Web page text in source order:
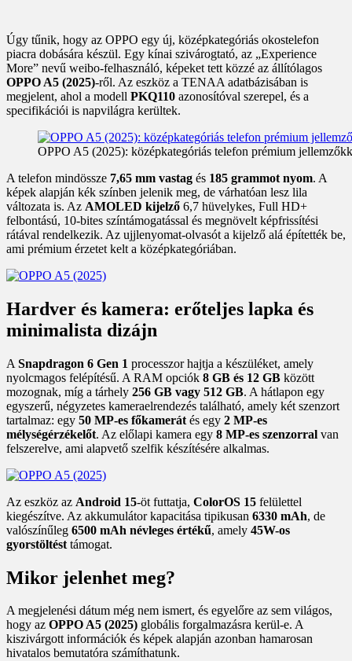
Úgy tűnik, hogy az OPPO egy új, középkategóriás okostelefon
piacra dobására készül. Egy kínai szivárogtató, az „Experience
More” nevű weibo-felhasználó, képeket tett közzé az állítólagos
OPPO A5 (2025)-ről. Az eszköz a TENAA adatbázisában is
megjelent, ahol a modell PKQ110 azonosítóval szerepel, és a
specifikációi is napvilágra kerültek.
OPPO A5 (2025): középkategóriás telefon prémium
A telefon mindössze 7,65 mm vastag és 185 grammot nyom. A
képek alapján kék színben jelenik meg, de várhatóan lesz lila
változata is. Az AMOLED kijelző 6,7 hüvelykes, Full HD+
felbontású, 10-bites színtámogatással és megnövelt képfrissítési
rátával rendelkezik. Az ujjlenyomat-olvasót a kijelző alá építették be,
ami prémium érzetet kelt a középkategóriában.
Hardver és kamera: erőteljes lapka és
minimalista dizájn
A Snapdragon 6 Gen 1 processzor hajtja a készüléket, amely
nyolcmagos felépítésű. A RAM opciók 8 GB és 12 GB között
mozognak, míg a tárhely 256 GB vagy 512 GB. A hátlapon egy
egyszerű, négyzetes kameraelrendezés található, amely két szenzort
tartalmaz: egy 50 MP-es főkamerát és egy 2 MP-es
mélységérzékelőt. Az előlapi kamera egy 8 MP-es szenzorral van
felszerelve, ami alapvető szelfik készítésére alkalmas.
Az eszköz az Android 15-öt futtatja, ColorOS 15 felülettel
kiegészítve. Az akkumulátor kapacitása tipikusan 6330 mAh, de
valószínűleg 6500 mAh névleges értékű, amely 45W-os
gyorstöltést támogat.
Mikor jelenhet meg?
A megjelenési dátum még nem ismert, és egyelőre az sem világos,
hogy az OPPO A5 (2025) globális forgalmazásra kerül-e. A
kiszivárgott információk és képek alapján azonban hamarosan
hivatalos bemutatóra számíthatunk.